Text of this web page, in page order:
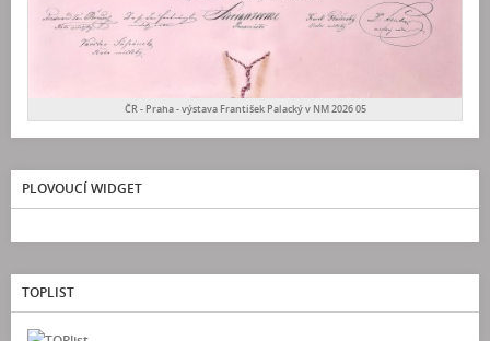
ČR - Praha - výstava František Palacký v NM 2026 05
PLOVOUCÍ WIDGET
TOPLIST